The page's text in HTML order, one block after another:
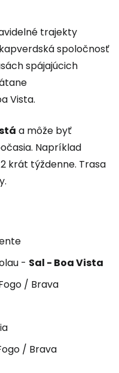
trajekty
spoločnosť
spájajúcich
Vista.
a môže byť
Napríklad
krát týždenne. Trasa
- Sal - Boa Vista
/ Brava
/ Brava